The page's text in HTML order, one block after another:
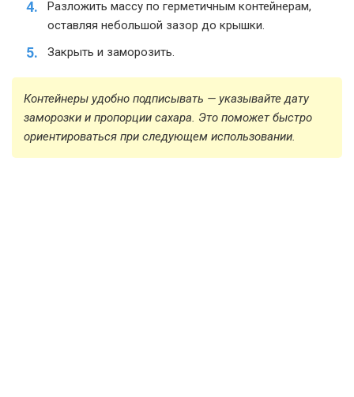
Разложить массу по герметичным контейнерам,
оставляя небольшой зазор до крышки.
Закрыть и заморозить.
Контейнеры удобно подписывать — указывайте дату
заморозки и пропорции сахара. Это поможет быстро
ориентироваться при следующем использовании.